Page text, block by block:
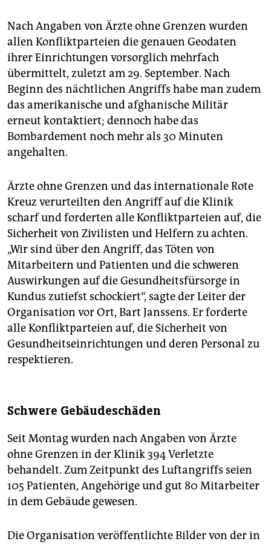
Nach Angaben von Ärzte ohne Grenzen wurden
allen Konfliktparteien die genauen Geodaten
ihrer Einrichtungen vorsorglich mehrfach
übermittelt, zuletzt am 29. September. Nach
Beginn des nächtlichen Angriffs habe man zudem
das amerikanische und afghanische Militär
erneut kontaktiert; dennoch habe das
Bombardement noch mehr als 30 Minuten
angehalten.
Ärzte ohne Grenzen und das internationale Rote
Kreuz verurteilten den Angriff auf die Klinik
scharf und forderten alle Konfliktparteien auf, die
Sicherheit von Zivilisten und Helfern zu achten.
„Wir sind über den Angriff, das Töten von
Mitarbeitern und Patienten und die schweren
Auswirkungen auf die Gesundheitsfürsorge in
Kundus zutiefst schockiert“, sagte der Leiter der
Organisation vor Ort, Bart Janssens. Er forderte
alle Konfliktparteien auf, die Sicherheit von
Gesundheitseinrichtungen und deren Personal zu
respektieren.
Schwere Gebäudeschäden
Seit Montag wurden nach Angaben von Ärzte
ohne Grenzen in der Klinik 394 Verletzte
behandelt. Zum Zeitpunkt des Luftangriffs seien
105 Patienten, Angehörige und gut 80 Mitarbeiter
in dem Gebäude gewesen.
Die Organisation veröffentlichte Bilder von der in